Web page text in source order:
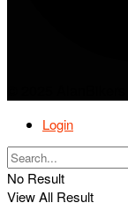
Login
No Result
View All Result